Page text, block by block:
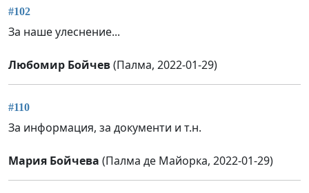
#102
За наше улеснение...
Любомир Бойчев(Палма, 2022-01-29)
#110
За информация, за документи и т.н.
Мария Бойчева (Палма де Майорка, 2022-01-29)